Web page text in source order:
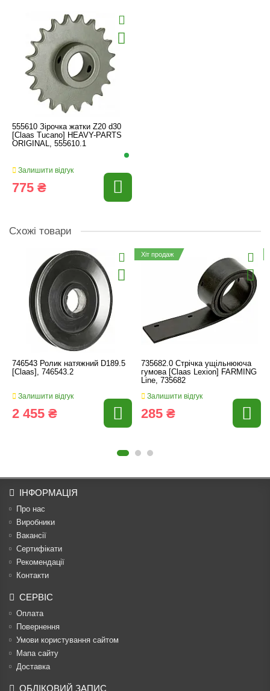
555610 Зірочка жатки Z20 d30
[Claas Tucano] HEAVY-PARTS
ORIGINAL, 555610.1
Залишити відгук
775 ₴
Схожі товари
746543 Ролик натяжний D189.5
[Claas], 746543.2
Залишити відгук
2 455 ₴
Хіт продаж
735682.0 Стрічка ущільнююча
гумова [Claas Lexion] FARMING
Line, 735682
Залишити відгук
285 ₴
ІНФОРМАЦІЯ
Про нас
Виробники
Вакансії
Сертифікати
Рекомендації
Контакти
СЕРВІС
Оплата
Повернення
Умови користування сайтом
Мапа сайту
Доставка
ОБЛІКОВИЙ ЗАПИС